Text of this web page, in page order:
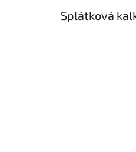
Splátková